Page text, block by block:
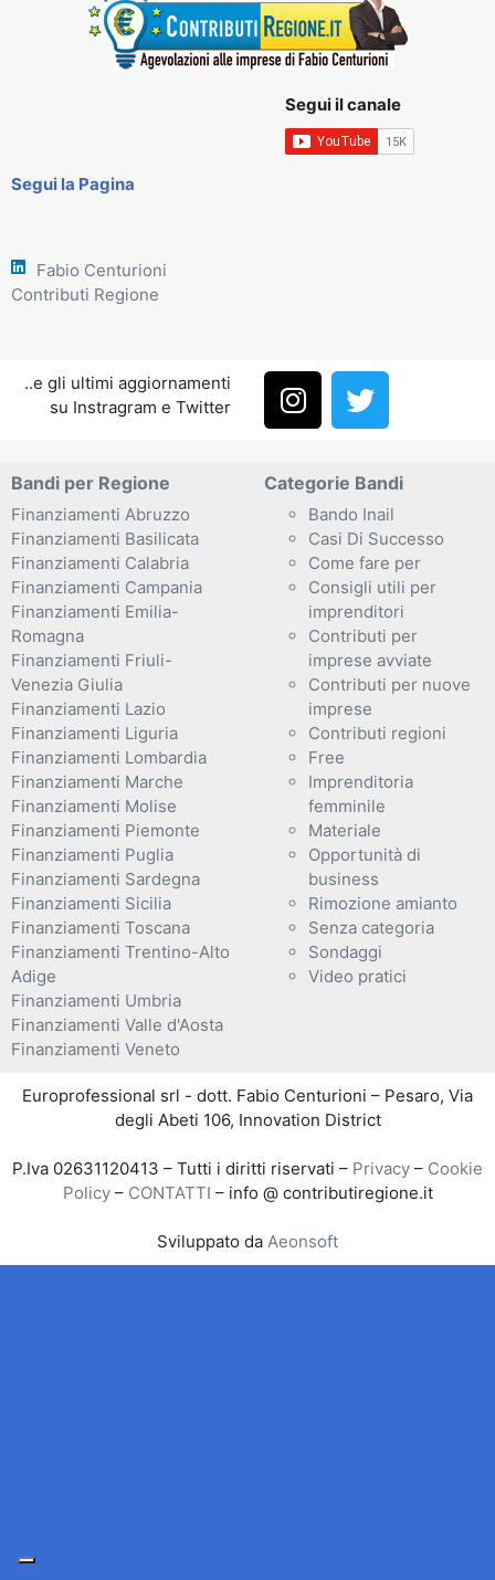
Segui il canale
Segui la Pagina
Fabio Centurioni
Contributi Regione
..e gli ultimi aggiornamenti
su Instragram e Twitter
Bandi per Regione
Finanziamenti Abruzzo
Finanziamenti Basilicata
Finanziamenti Calabria
Finanziamenti Campania
Finanziamenti Emilia-
Romagna
Finanziamenti Friuli-
Venezia Giulia
Finanziamenti Lazio
Finanziamenti Liguria
Finanziamenti Lombardia
Finanziamenti Marche
Finanziamenti Molise
Finanziamenti Piemonte
Finanziamenti Puglia
Finanziamenti Sardegna
Finanziamenti Sicilia
Finanziamenti Toscana
Finanziamenti Trentino-Alto
Adige
Finanziamenti Umbria
Finanziamenti Valle d'Aosta
Finanziamenti Veneto
Categorie Bandi
Bando Inail
Casi Di Successo
Come fare per
Consigli utili per
imprenditori
Contributi per
imprese avviate
Contributi per nuove
imprese
Contributi regioni
Free
Imprenditoria
femminile
Materiale
Opportunità di
business
Rimozione amianto
Senza categoria
Sondaggi
Video pratici
Europrofessional srl - dott. Fabio Centurioni – Pesaro, Via
degli Abeti 106, Innovation District
P.Iva 02631120413 – Tutti i diritti riservati – Privacy – Cookie
Policy– CONTATTI – info @ contributiregione.it
Sviluppato da Aeonsoft